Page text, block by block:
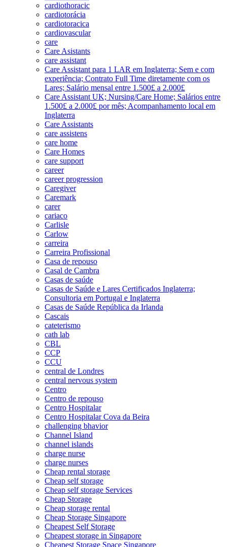
cardiothoracic
cardiotorácia
cardiotoracica
cardiovascular
care
Care Asistants
care assistant
Care Assistant para 1 LAR em Inglaterra; Sem e com
experiência; Contrato Full Time diretamente com os
Lares; Salário mensal entre 1.500£ a 2.000£
Care Assistant UK; Nursing/Care Home; Salários entre
1.500£ a 2.000£ por mês; Acompanhamento local em
Inglaterra
Care Assistants
care assistens
care home
Care Homes
care support
career
career progression
Caregiver
Caremark
carer
cariaco
Carlisle
Carlow
carreira
Carreira Profissional
Casa de repouso
Casal de Cambra
Casas de saúde
Casas de Saúde e Lares Certificados Inglaterra;
Consultoria em Portugal e Inglaterra
Casas de Saúde República da Irlanda
Cascais
cateterismo
cath lab
CBL
CCP
CCU
central de Londres
central nervous system
Centro
Centro de repouso
Centro Hospitalar
Centro Hospitalar Cova da Beira
challenging bhavior
Channel Island
channel islands
charge nurse
charge nurses
Cheap rental storage
Cheap self storage
Cheap self storage Services
Cheap Storage
Cheap storage rental
Cheap Storage Singapore
Cheapest Self Storage
Cheapest storage in Singapore
Cheapest Storage Space Singapore